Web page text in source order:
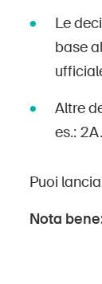
Le
base
Altre
es.:
Puoi
Nota